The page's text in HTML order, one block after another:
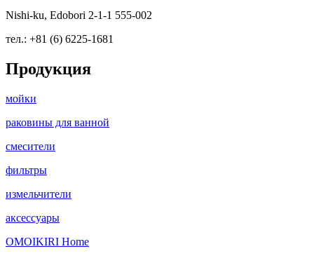
Nishi-ku, Edobori 2-1-1 555-002
тел.: +81 (6) 6225-1681
Продукция
мойки
раковины для ванной
смесители
фильтры
измельчители
аксессуары
OMOIKIRI Home